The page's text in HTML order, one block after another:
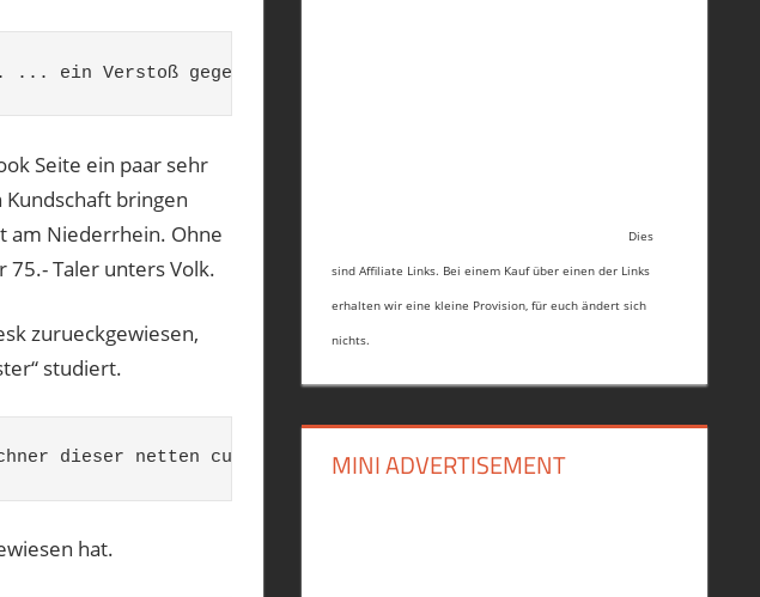
ein Verstoß gegen die im deutschen Urheberrechtsgesetz
Seite ein paar sehr
bringen
am Niederrhein. Ohne
75.- Taler unters Volk.
zurueckgewiesen,
studiert.
dieser netten cupcakes damit ein Problem hat,sollte man
hat.
Dies
sind Affiliate Links. Bei einem Kauf über einen der Links
erhalten wir eine kleine Provision, für euch ändert sich
nichts.
MINI ADVERTISEMENT